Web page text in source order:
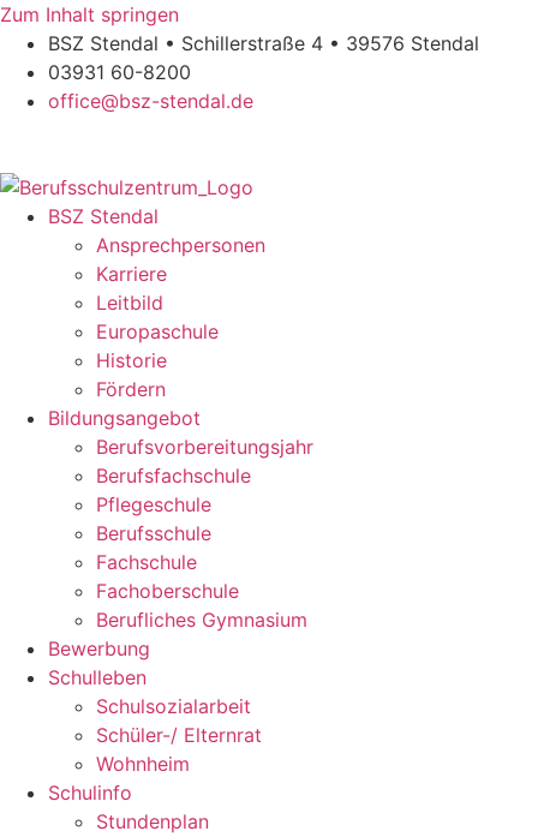
Zum Inhalt springen
BSZ Stendal • Schillerstraße 4 • 39576 Stendal
03931 60-8200
office@bsz-stendal.de
BSZ Stendal
Ansprechpersonen
Karriere
Leitbild
Europaschule
Historie
Fördern
Bildungsangebot
Berufsvorbereitungsjahr
Berufsfachschule
Pflegeschule
Berufsschule
Fachschule
Fachoberschule
Berufliches Gymnasium
Bewerbung
Schulleben
Schulsozialarbeit
Schüler-/ Elternrat
Wohnheim
Schulinfo
Stundenplan